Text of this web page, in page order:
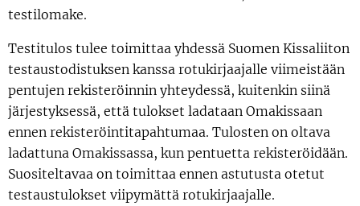
testilomake.
Testitulos tulee toimittaa yhdessä Suomen Kissaliiton
testaustodistuksen kanssa rotukirjaajalle viimeistään
pentujen rekisteröinnin yhteydessä, kuitenkin siinä
järjestyksessä, että tulokset ladataan Omakissaan
ennen rekisteröintitapahtumaa. Tulosten on oltava
ladattuna Omakissassa, kun pentuetta rekisteröidään.
Suositeltavaa on toimittaa ennen astutusta otetut
testaustulokset viipymättä rotukirjaajalle.